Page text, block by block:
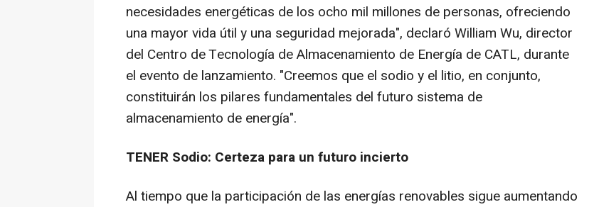
necesidades energéticas de los ocho mil millones de personas, ofreciendo
una mayor vida útil y una seguridad mejorada", declaró William Wu, director
del Centro de Tecnología de Almacenamiento de Energía de CATL, durante
el evento de lanzamiento. "Creemos que el sodio y el litio, en conjunto,
constituirán los pilares fundamentales del futuro sistema de
almacenamiento de energía".
TENER Sodio: Certeza para un futuro incierto
Al tiempo que la participación de las energías renovables sigue aumentando